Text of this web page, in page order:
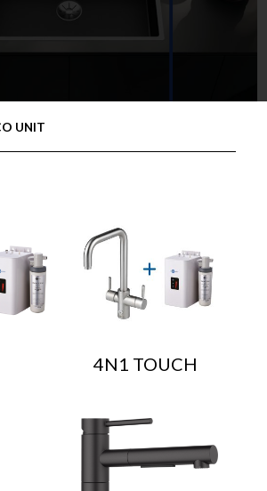
UNIT
4N1 TOUCH